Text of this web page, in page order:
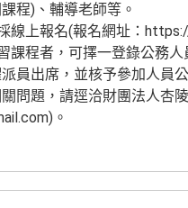
程)、輔導老師等。
線上報名(報名網址：
課程者，可擇一登錄公務
員出席，並核予參加人員
問題，請逕洽財團法人杏
。